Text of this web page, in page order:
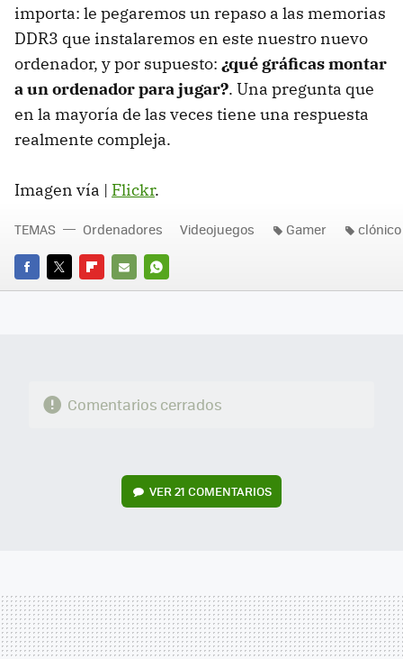
importa: le pegaremos un repaso a las memorias
DDR3 que instalaremos en este nuestro nuevo
ordenador, y por supuesto: ¿qué gráficas montar
a un ordenador para jugar?. Una pregunta que
en la mayoría de las veces tiene una respuesta
realmente compleja.
Imagen vía | Flickr.
FACEBOOK
TWITTERFLIPBOARD
E-
WHATSAPP
TEMAS Ordenadores Videojuegos Gamer clónico
Comentarios cerrados
VER21 COMENTARIOS